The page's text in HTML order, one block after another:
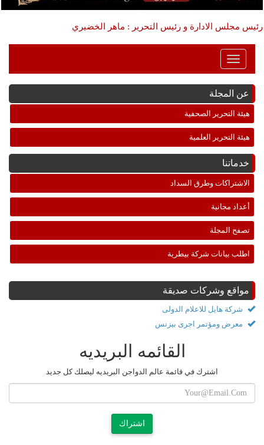
رئيس مجلس الادارة و رئيس التحرير : ماهر الخضيري
Toggle
Navigation
عن المجلة
هيئة التحرير الصحفية
هيئة التحرير العلمية
خدماتنا
الاشتراكات وطرق السداد
أعداد مجانية
تصفح المجلة
اطلب بيانات شركة بيطرية
مواقع وشركات صديقة
شركة هايل للاعلام الدولى
معرض ومؤتمر اجرى بيزنس
القائمه البريديه
اشترك في قائمة عالم الدواجن البريديه ليصلك كل جديد
اشتراك